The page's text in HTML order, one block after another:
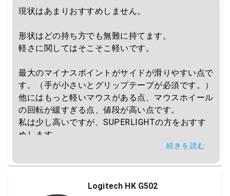
現状はあまりおすすめしません。
形状はどの持ち方でも無難に持てます。
軽さに関してはそこそこ軽いです。
最大のマイナスポイントがサイドが滑りやすい点で
す。（手が小さいとグリップテープが必須です。）
他にはもっと軽いマウスがある点、マウスホイール
の回転が緩すぎる点、値段が高い点です。
私は少し高いですが、SUPERLIGHTの方をおすす
めします。
続きを読む
Logitech HK G502